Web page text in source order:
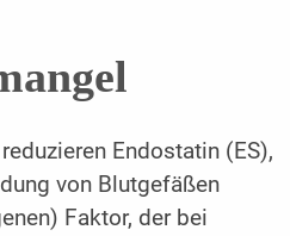
Endostatin (ES),
von Blutgefäßen
Faktor, der bei